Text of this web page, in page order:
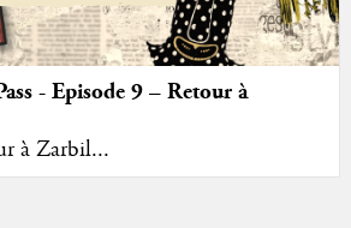
- Episode 9 – Retour à
à Zarbil...